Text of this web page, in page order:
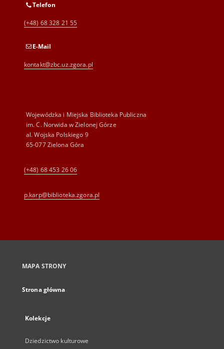
Telefon
(+48) 68 328 21 55
E-Mail
kontakt@zbc.uz.zgora.pl
Wojewódzka i Miejska Biblioteka Publiczna
im. C. Norwida w Zielonej Górze
al. Wojska Polskiego 9
65-077 Zielona Góra
(+48) 68 453 26 06
p.karp@biblioteka.zgora.pl
MAPA STRONY
Strona główna
Kolekcje
Dziedzictwo kulturowe